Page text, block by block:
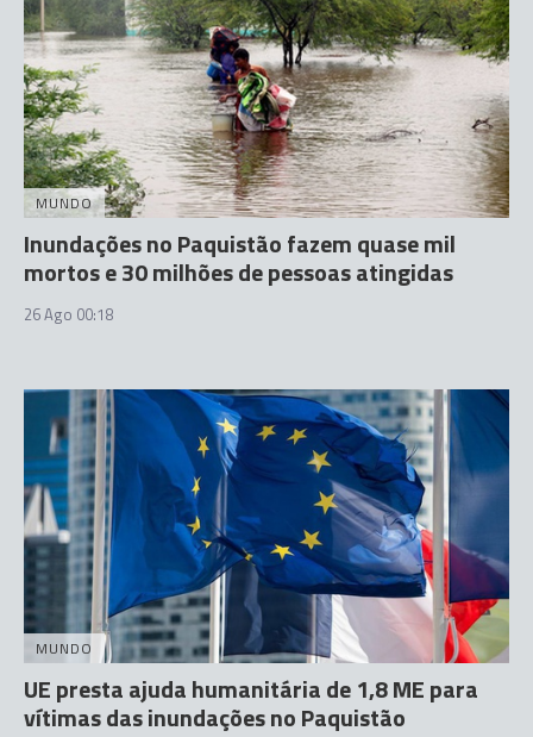
MUNDO
Inundações no Paquistão fazem quase mil
mortos e 30 milhões de pessoas atingidas
26 Ago 00:18
MUNDO
UE presta ajuda humanitária de 1,8 ME para
vítimas das inundações no Paquistão